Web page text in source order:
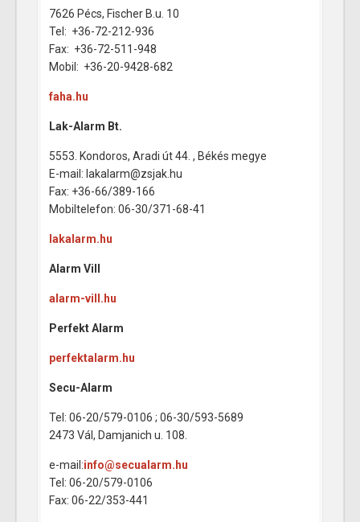
7626 Pécs, Fischer B.u. 10
Tel: +36-72-212-936
Fax: +36-72-511-948
Mobil: +36-20-9428-682
faha.hu
Lak-Alarm Bt.
5553. Kondoros, Aradi út 44. , Békés megye
E-mail: lakalarm@zsjak.hu
Fax: +36-66/389-166
Mobiltelefon: 06-30/371-68-41
lakalarm.hu
Alarm Vill
alarm-vill.hu
Perfekt Alarm
perfektalarm.hu
Secu-Alarm
Tel: 06-20/579-0106 ; 06-30/593-5689
2473 Vál, Damjanich u. 108.
e-mail:info@secualarm.hu
Tel: 06-20/579-0106
Fax: 06-22/353-441